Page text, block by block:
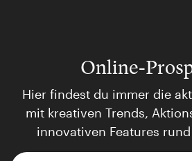
Online-
Hier findest du immer die
mit kreativen Trends,
innovativen Features